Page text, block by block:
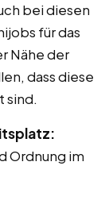
bei diesen
für das
Nähe der
dass diese
sind.
Ordnung im